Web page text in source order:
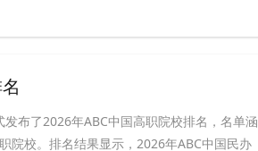
布了2026年ABC中国高职院校排名，名单涵
院校。排名结果显示，2026年ABC中国民办